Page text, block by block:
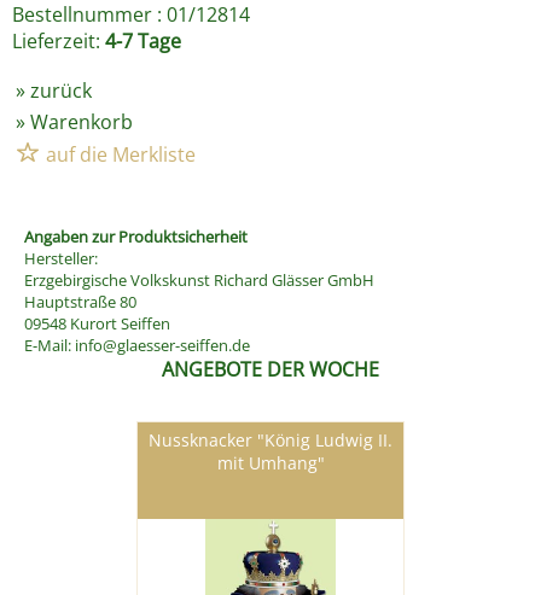
Bestellnummer : 01/12814
Lieferzeit: 4-7 Tage
»zurück
»Warenkorb
Angaben zur Produktsicherheit
Hersteller:
Erzgebirgische Volkskunst Richard Glässer GmbH
Hauptstraße 80
09548 Kurort Seiffen
E-Mail: info@glaesser-seiffen.de
ANGEBOTE DER WOCHE
Nussknacker "König Ludwig II.
mit Umhang"